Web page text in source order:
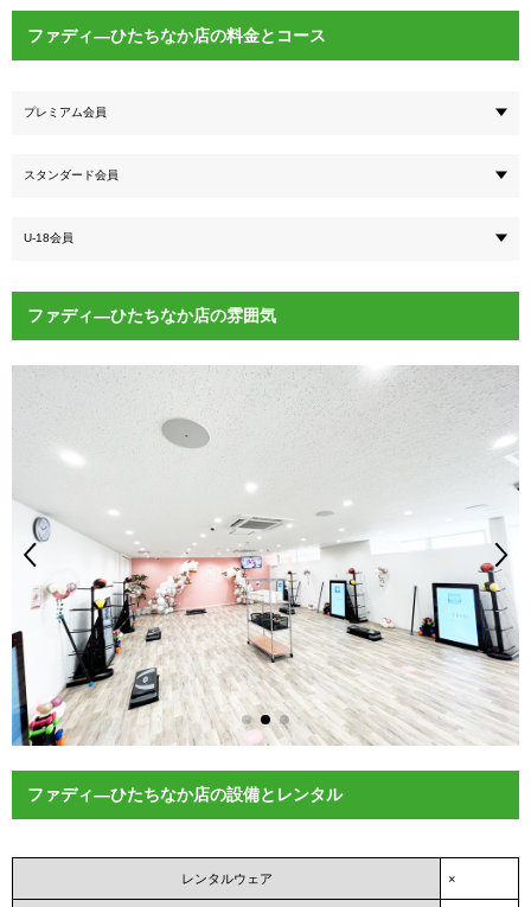
ファディ―ひたちなか店の料金とコース
プレミアム会員
スタンダード会員
U-18会員
ファディ―ひたちなか店の雰囲気
ファディ―ひたちなか店の設備とレンタル
レンタルウェア ×